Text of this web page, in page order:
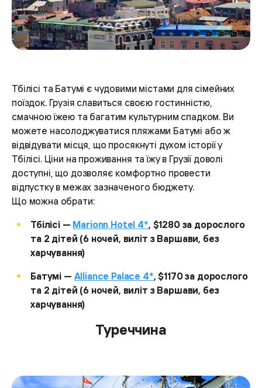
Тбілісі та Батумі є чудовими містами для сімейних
поїздок. Грузія славиться своєю гостинністю,
смачною їжею та багатим культурним спадком. Ви
можете насолоджуватися пляжами Батумі або ж
відвідувати місця, що просякнуті духом історії у
Тбілісі. Ціни на проживання та їжу в Грузії доволі
доступні, що дозволяє комфортно провести
відпустку в межах зазначеного бюджету.
Що можна обрати:
Тбілісі — Marionn Hotel 4*, $1280 за дорослого
та 2 дітей (6 ночей, виліт з Варшави, без
харчування)
Батумі — Alliance Palace 4*, $1170 за дорослого
та 2 дітей (6 ночей, виліт з Варшави, без
харчування)
Туреччина